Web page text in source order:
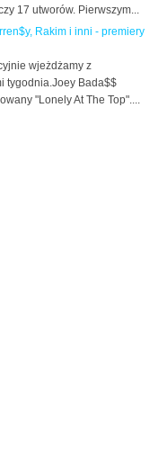
17 utworów. Pierwszym...
Rakim i inni - premiery
wjeżdżamy z
tygodnia.Joey Bada$$
"Lonely At The Top"....